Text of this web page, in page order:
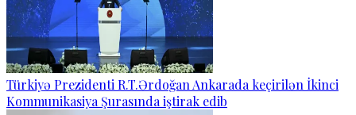
Türkiyə Prezidenti R.T.Ərdoğan Ankarada keçirilən İkinci
Kommunikasiya Şurasında iştirak edib